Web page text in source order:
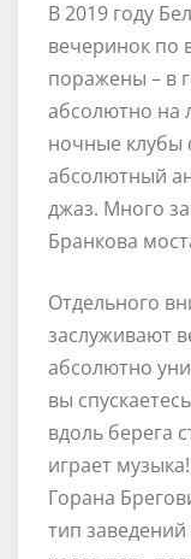
В 2019 году
вечеринок по
поражены – в
абсолютно на
ночные клубы
абсолютный
джаз. Много
Бранкова
Отдельного
заслуживают
абсолютно
вы
вдоль берега
играет
Горана
тип